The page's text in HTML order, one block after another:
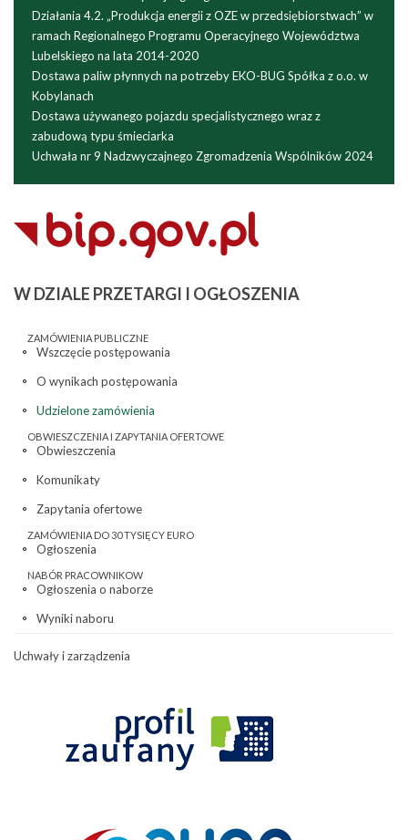
Działania 4.2. „Produkcja energii z OZE w przedsiębiorstwach” w
ramach Regionalnego Programu Operacyjnego Województwa
Lubelskiego na lata 2014-2020
Dostawa paliw płynnych na potrzeby EKO-BUG Spółka z o.o. w
Kobylanach
Dostawa używanego pojazdu specjalistycznego wraz z
zabudową typu śmieciarka
Uchwała nr 9 Nadzwyczajnego Zgromadzenia Wspólników 2024
WDZIALE PRZETARGI I OGŁOSZENIA
ZAMÓWIENIA PUBLICZNE
Wszczęcie postępowania
O wynikach postępowania
Udzielone zamówienia
OBWIESZCZENIA I ZAPYTANIA OFERTOWE
Obwieszczenia
Komunikaty
Zapytania ofertowe
ZAMÓWIENIA DO 30 TYSIĘCY EURO
Ogłoszenia
NABÓR PRACOWNIKOW
Ogłoszenia o naborze
Wyniki naboru
Uchwały i zarządzenia